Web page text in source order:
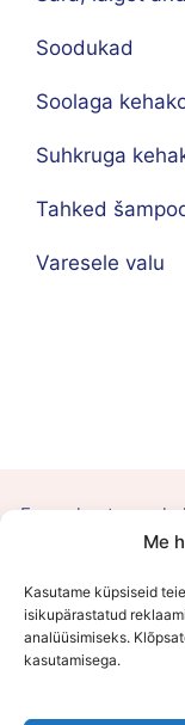
Me
Kasutame küpsiseid
isikupärastatud
analüüsimiseks.
kasutamisega.
Soodukad
Soolaga
Suhkruga
Tahked
Varesele valu
E-poe kontor on